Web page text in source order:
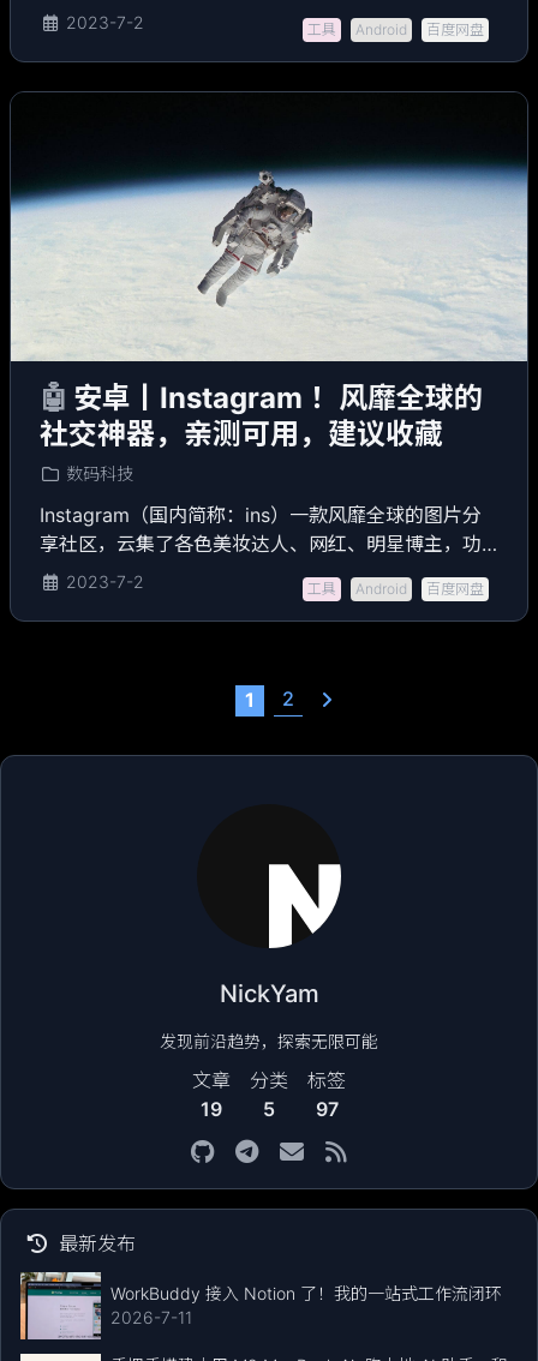
国内的QQ和微信比较类似，你可以通过Telegram与好
友聊天，也可以加入各种Telegram群组。
2023-7-2 工具 Android 百度网盘
🤖 安卓丨Instagram ！风靡全球的
社交神器，亲测可用，建议收藏
数码科技
Instagram（国内简称：ins）一款风靡全球的图片分
享社区，云集了各色美妆达人、网红、明星博主，功
能类似国内的微博，深受大家的青睐。
2023-7-2 工具 Android 百度网盘
1 2
NickYam
发现前沿趋势，探索无限可能
文章
19
分类
5
标签
97
最新发布
WorkBuddy 接入 Notion 了！我的一站式工作流闭环
2026-7-11